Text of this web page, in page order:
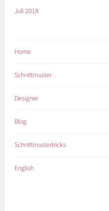
Juli 2018
Home
Schnittmuster
Designer
Blog
Schnittmustertricks
English